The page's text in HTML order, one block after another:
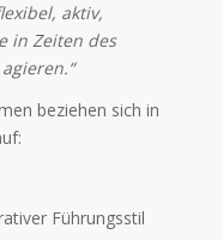
aktiv,
in Zeiten des
beziehen sich in
Führungsstil